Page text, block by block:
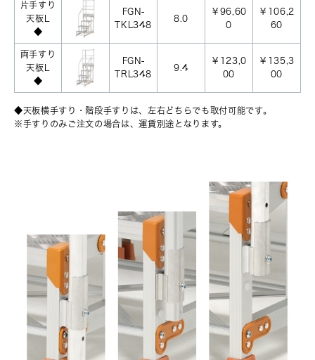
片手すり
天板L
◆
FGN-
TKL348
8.0
￥96,60
0
￥106,2
60
両手すり
天板L
◆
FGN-
TRL348
9.4
￥123,0
00
￥135,3
00
◆天板横手すり・階段手すりは、左右どちらでも取付可能です。
※手すりのみご注文の場合は、運賃別途となります。